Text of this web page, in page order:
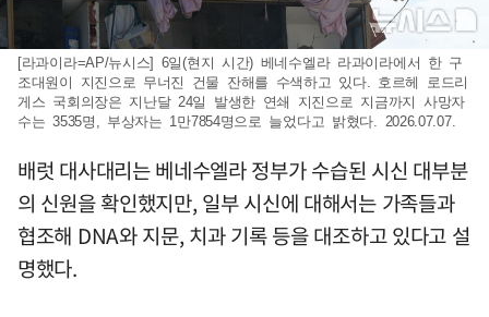
[라과이라=AP/뉴시스] 6일(현지 시간) 베네수엘라 라과이라에서 한 구
조대원이 지진으로 무너진 건물 잔해를 수색하고 있다. 호르헤 로드리
게스 국회의장은 지난달 24일 발생한 연쇄 지진으로 지금까지 사망자
수는 3535명, 부상자는 1만7854명으로 늘었다고 밝혔다. 2026.07.07.
배럿 대사대리는 베네수엘라 정부가 수습된 시신 대부분
의 신원을 확인했지만, 일부 시신에 대해서는 가족들과
협조해 DNA와 지문, 치과 기록 등을 대조하고 있다고 설
명했다.